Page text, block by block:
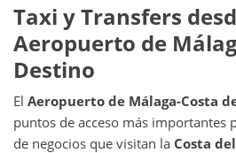
Taxi y Transfers
Aeropuerto de
Destino
El Aeropuerto de Málaga-Costa
puntos de acceso más importantes
de negocios que visitan la Costa